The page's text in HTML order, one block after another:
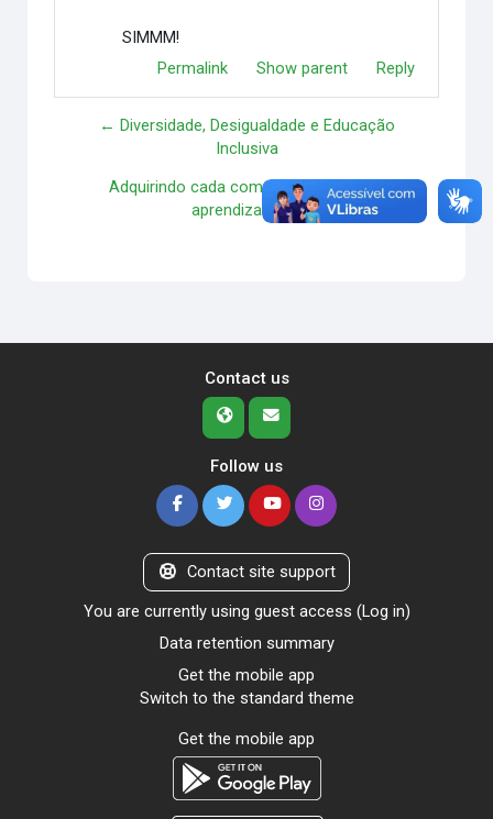
SIMMM!
Permalink
Show parent Reply
← Diversidade, Desigualdade e Educação
Inclusiva
Adquirindo cada compartilhamento de
aprendizado →
Contact us
Follow us
Contact site support
You are currently using guest access (Log in)
Data retention summary
Get the mobile app
Switch to the standard theme
Get the mobile app